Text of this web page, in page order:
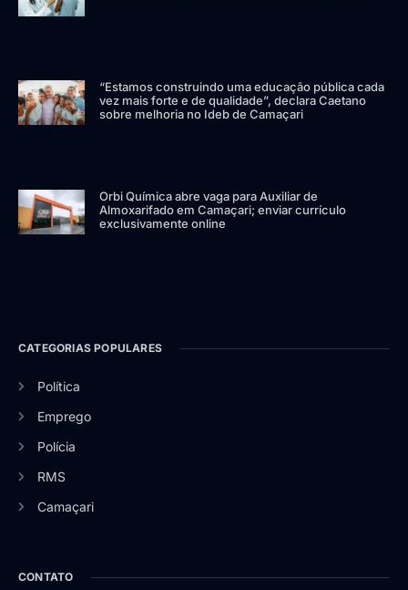
“Estamos construindo uma educação pública cada
vez mais forte e de qualidade”, declara Caetano
sobre melhoria no Ideb de Camaçari
Orbi Química abre vaga para Auxiliar de
Almoxarifado em Camaçari; enviar currículo
exclusivamente online
CATEGORIAS POPULARES
Política
Emprego
Polícia
RMS
Camaçari
CONTATO